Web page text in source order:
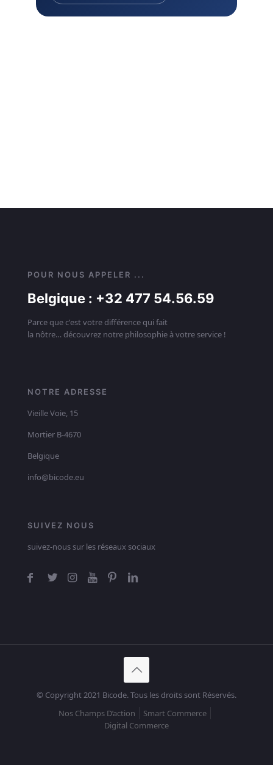
POUR NOUS APPELER ...
Belgique : +32 477 54.56.59
Parce que c'est votre différence qui fait
la nôtre… découvrez notre philosophie à votre service !
NOTRE ADRESSE
Vieille Voie, 15
Mortier B-4670
Belgique
info@bicode.eu
SUIVEZ NOUS
suivez-nous sur les réseaux sociaux
© Copyright 2021 Bicode. Tous les droits sont Réservés.
Nos Champs D’action
Smart Commerce
Digital Commerce